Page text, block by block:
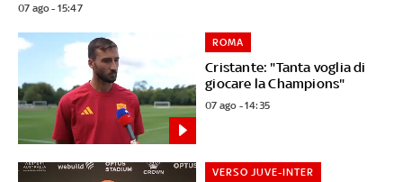
07 ago - 15:47
Cristante: "Tanta voglia di
giocare la Champions"
ROMA
07 ago - 14:35
VERSO JUVE-INTER